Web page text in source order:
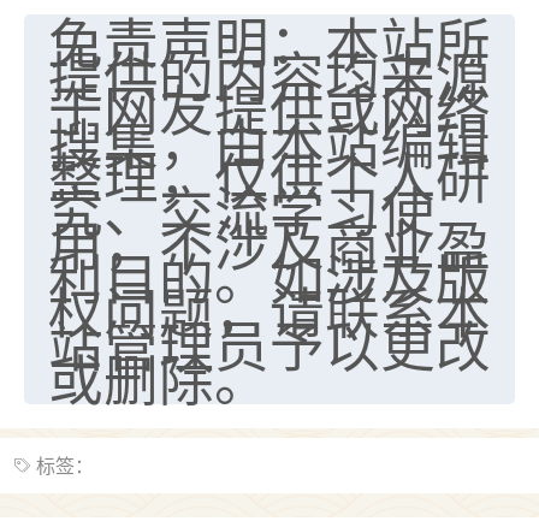
免责声明：本站所
提供的内容均来源
于网友提供或网络
搜集，由本站编辑
整理，仅供个人研
究、交流学习使
用，不涉及商业盈
利目的。如涉及版
权问题，请联系本
站管理员予以更改
或删除。
标签：
七零老顽童：我母亲前年离世，刚开始我经常
做梦梦见她，后来也是朋友介绍，找到慧来老
师，安排了超度法事，做梦再也没有梦到过
了，一开始是半信半疑的，图个心安，给亡母
超度，现在看来，人不信也不行。
2天前 来自云南 11
优秀的张同学
老师收徒吗？？我对这些很感兴趣
2天前 来自山西 15